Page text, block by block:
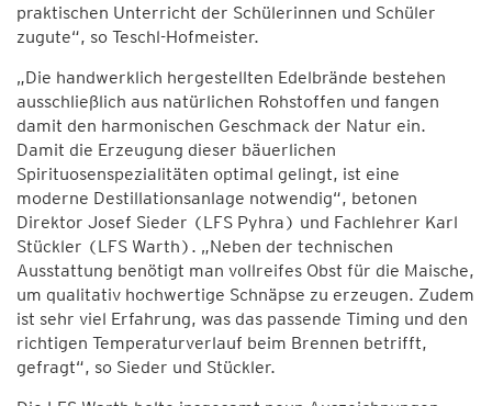
praktischen Unterricht der Schülerinnen und Schüler
zugute“, so Teschl-Hofmeister.
„Die handwerklich hergestellten Edelbrände bestehen
ausschließlich aus natürlichen Rohstoffen und fangen
damit den harmonischen Geschmack der Natur ein.
Damit die Erzeugung dieser bäuerlichen
Spirituosenspezialitäten optimal gelingt, ist eine
moderne Destillationsanlage notwendig“, betonen
Direktor Josef Sieder (LFS Pyhra) und Fachlehrer Karl
Stückler (LFS Warth). „Neben der technischen
Ausstattung benötigt man vollreifes Obst für die Maische,
um qualitativ hochwertige Schnäpse zu erzeugen. Zudem
ist sehr viel Erfahrung, was das passende Timing und den
richtigen Temperaturverlauf beim Brennen betrifft,
gefragt“, so Sieder und Stückler.